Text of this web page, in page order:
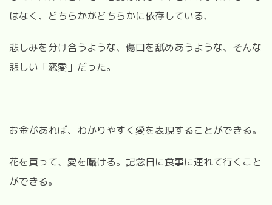
はなく、どちらかがどちらかに依存している、
悲しみを分け合うような、傷口を舐めあうような、そんな
悲しい「恋愛」だった。
お金があれば、わかりやすく愛を表現することができる。
花を買って、愛を囁ける。記念日に食事に連れて行くこと
ができる。